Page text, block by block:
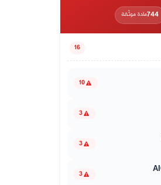
744مادة موثّقة
16
10
3
3
3